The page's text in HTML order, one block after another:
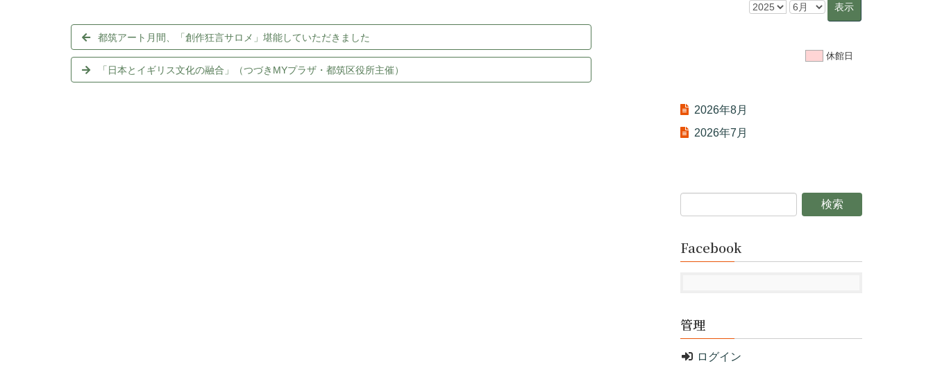
都筑アート月間、「創作狂言サロメ」堪能していただきました
「日本とイギリス文化の融合」（つづきMYプラザ・都筑区役所主催）
休館日
2026年8月
2026年7月
Facebook
管理
ログイン